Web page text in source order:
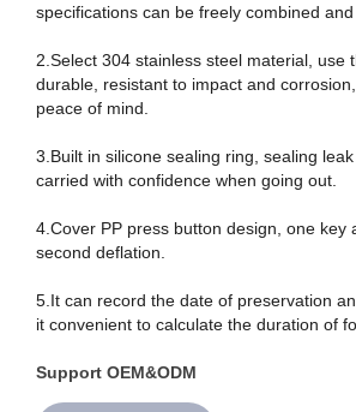
specifications can be freely combined and
2.Select 304 stainless steel material, use
durable, resistant to impact and
peace of mind.
3.Built in silicone sealing ring, sealing
carried with confidence when going out.
4.Cover PP press button design, one key
second deflation.
5.It can record the date of preservation
it convenient to calculate the duration of
Support OEM&ODM